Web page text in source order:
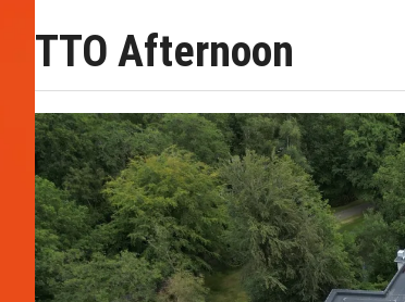
TTO Afternoon